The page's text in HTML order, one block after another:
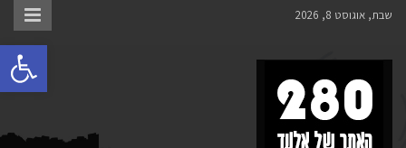
Skipשבת, אוגוסט 8, 2026